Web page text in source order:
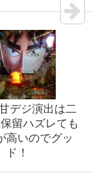
デジ演出は二
留ハズレても
高いのでグッ
ド！